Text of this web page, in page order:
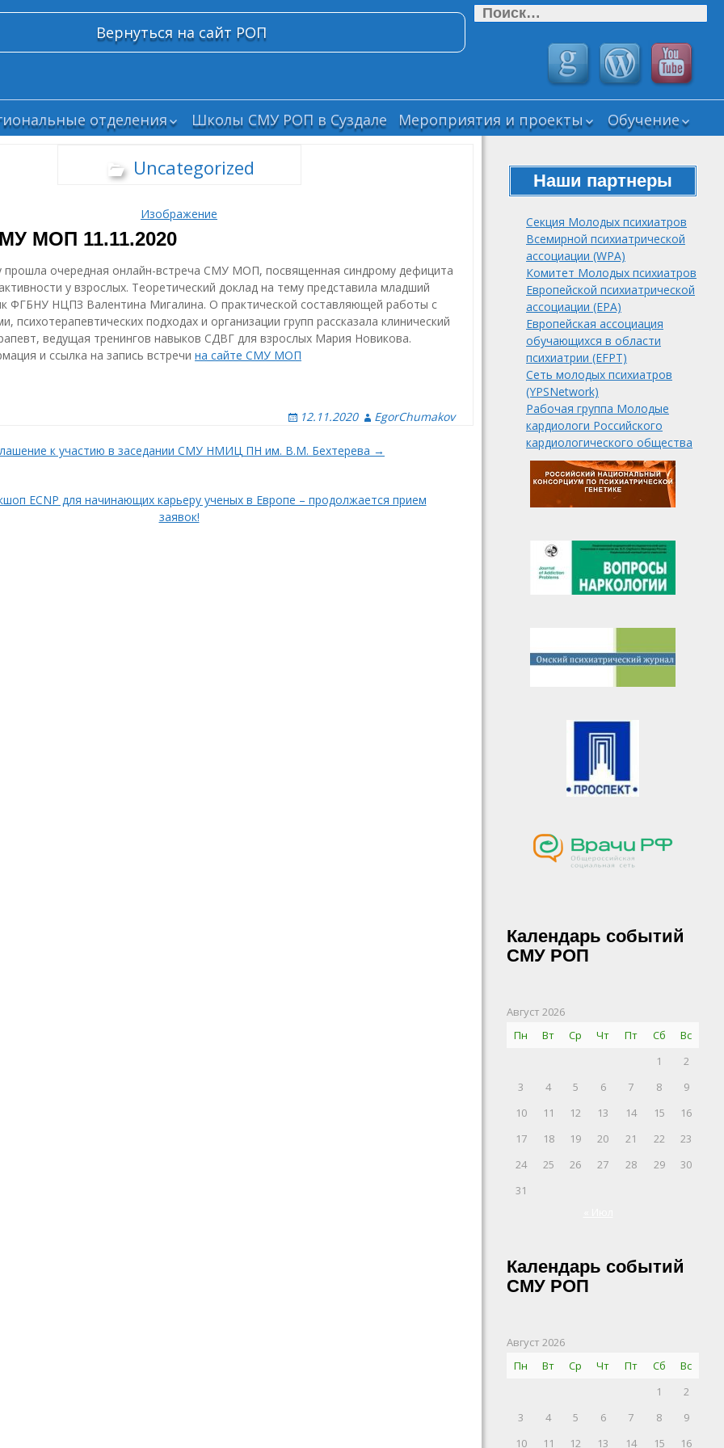
Найти:
Вернуться на сайт РОП
с
отделения
Школы СМУ РОП в Суздале
Мероприятия и проекты
мероприятия СМУ
Текущие научные
проекты СМУ РОП
научные проекты
СМУ РОП
Neurodynamics.
Журнал
клинической
психологии и
психиатрии
Обучение
РОП
Дайджесты
“Новости
психиатрии и
нейронаук”
Психика
мегаполиса
Подборка
лекций и
вебинаров
Наши партнеры
Секция Молодых психиатров
Всемирной психиатрической
ассоциации (WPA)
Комитет Молодых психиатров
Европейской психиатрической
ассоциации (EPA)
Европейская ассоциация
обучающихся в области
психиатрии (EFPT)
Сеть молодых психиатров
(YPSNetwork)
Рабочая группа Молодые
кардиологи Российского
кардиологического общества
Календарь событий
СМУ РОП
Август 2026
Пн
Вт Ср Чт Пт Сб
Вс
1
2
3
4 5 6 7 8
9
10
11 12 13 14 15
16
17
18 19 20 21 22
23
24
25 26 27 28 29
30
31
Календарь событий
СМУ РОП
Август 2026
Пн
Вт Ср Чт Пт Сб
Вс
1
2
3
4 5 6 7 8
9
10
11 12 13 14 15 16
Uncategorized
Изображение
МОП 11.11.2020
прошла очередная онлайн-встреча СМУ МОП, посвященная синдрому дефицита
у взрослых. Теоретический доклад на тему представила младший
ФГБНУ НЦПЗ Валентина Мигалина. О практической составляющей работы с
психотерапевтических подходах и организации групп рассказала клинический
ведущая тренингов навыков СДВГ для взрослых Мария Новикова.
и ссылка на запись встречи на сайте СМУ МОП
12.11.2020 EgorChumakov
к участию в заседании СМУ НМИЦ ПН им. В.М. Бехтерева →
ECNP для начинающих карьеру ученых в Европе – продолжается прием
заявок!